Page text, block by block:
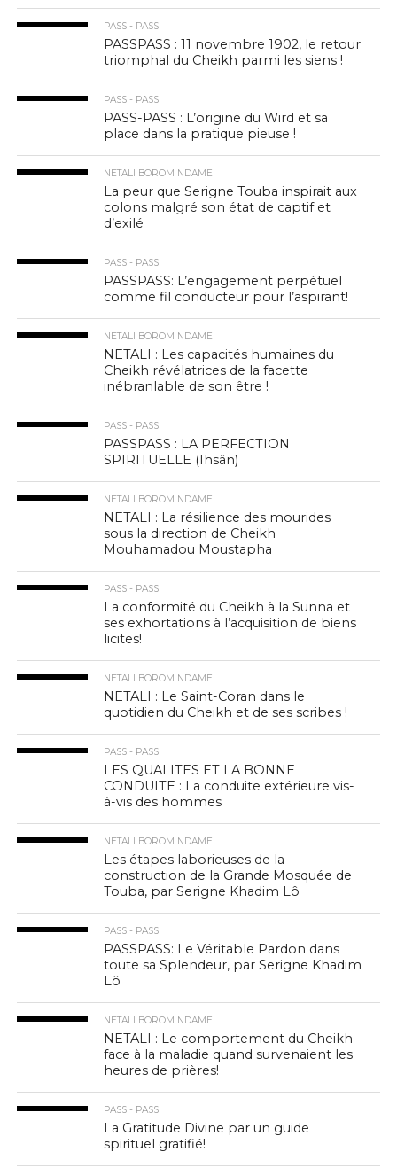
PASS - PASS
PASSPASS : 11 novembre 1902, le retour
triomphal du Cheikh parmi les siens !
PASS - PASS
PASS-PASS : L’origine du Wird et sa
place dans la pratique pieuse !
NETALI BOROM NDAME
La peur que Serigne Touba inspirait aux
colons malgré son état de captif et
d’exilé
PASS - PASS
PASSPASS: L’engagement perpétuel
comme fil conducteur pour l’aspirant!
NETALI BOROM NDAME
NETALI : Les capacités humaines du
Cheikh révélatrices de la facette
inébranlable de son être !
PASS - PASS
PASSPASS : LA PERFECTION
SPIRITUELLE (Ihsân)
NETALI BOROM NDAME
NETALI : La résilience des mourides
sous la direction de Cheikh
Mouhamadou Moustapha
PASS - PASS
La conformité du Cheikh à la Sunna et
ses exhortations à l’acquisition de biens
licites!
NETALI BOROM NDAME
NETALI : Le Saint-Coran dans le
quotidien du Cheikh et de ses scribes !
PASS - PASS
LES QUALITES ET LA BONNE
CONDUITE : La conduite extérieure vis-
à-vis des hommes
NETALI BOROM NDAME
Les étapes laborieuses de la
construction de la Grande Mosquée de
Touba, par Serigne Khadim Lô
PASS - PASS
PASSPASS: Le Véritable Pardon dans
toute sa Splendeur, par Serigne Khadim
Lô
NETALI BOROM NDAME
NETALI : Le comportement du Cheikh
face à la maladie quand survenaient les
heures de prières!
PASS - PASS
La Gratitude Divine par un guide
spirituel gratifié!